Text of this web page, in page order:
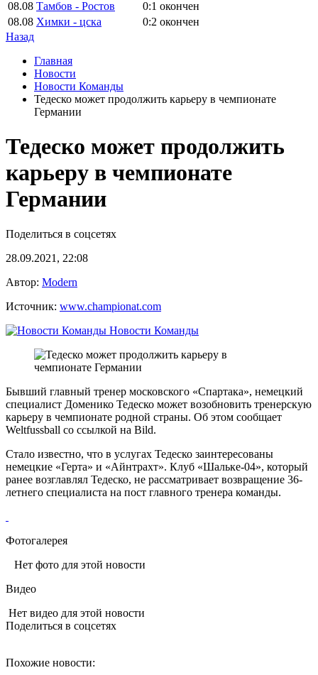
08.08 Тамбов - Ростов 0:1 окончен
08.08 Химки - цска 0:2 окончен
Назад
Главная
Новости
Новости Команды
Тедеско может продолжить карьеру в чемпионате
Германии
Тедеско может продолжить
карьеру в чемпионате
Германии
Поделиться в соцсетях
28.09.2021, 22:08
Автор: Modern
Источник: www.championat.com
Новости Команды
Бывший главный тренер московского «Спартака», немецкий
специалист Доменико Тедеско может возобновить тренерскую
карьеру в чемпионате родной страны. Об этом сообщает
Weltfussball со ссылкой на Bild.
Стало известно, что в услугах Тедеско заинтересованы
немецкие «Герта» и «Айнтрахт». Клуб «Шальке-04», который
ранее возглавлял Тедеско, не рассматривает возвращение 36-
летнего специалиста на пост главного тренера команды.
Фотогалерея
Нет фото для этой новости
Видео
Нет видео для этой новости
Поделиться в соцсетях
Похожие новости: